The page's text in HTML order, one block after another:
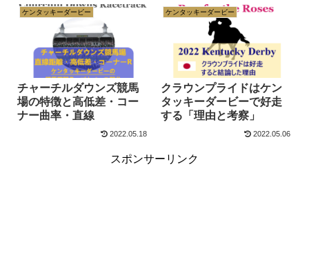
ケンタッキーダービー
チャーチルダウンズ競馬
場の特徴と高低差・コー
ナー曲率・直線
2022.05.18
ケンタッキーダービー
クラウンプライドはケン
タッキーダービーで好走
する「理由と考察」
2022.05.06
スポンサーリンク